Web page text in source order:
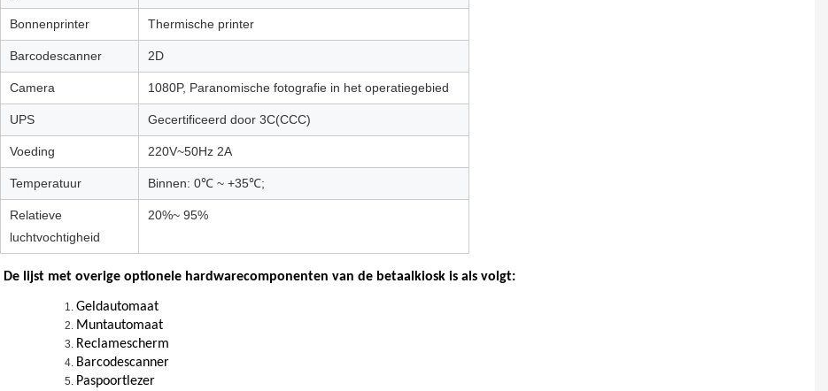
Bonnenprinter Thermische printer
Barcodescanner 2D
Camera 1080P, Paranomische fotografie in het operatiegebied
UPS Gecertificeerd door 3C(CCC)
Voeding 220V~50Hz 2A
Temperatuur Binnen: 0℃ ~ +35℃;
Relatieve
luchtvochtigheid
20%~ 95%
De lijst met overige optionele hardwarecomponenten van de betaalkiosk is als volgt:
Geldautomaat
Muntautomaat
Reclamescherm
Barcodescanner
Paspoortlezer